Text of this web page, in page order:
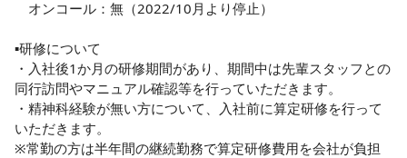
オンコール：無（2022/10月より停止）
▪️研修について
・入社後1か月の研修期間があり、期間中は先輩スタッフとの
同行訪問やマニュアル確認等を行っていただきます。
・精神科経験が無い方について、入社前に算定研修を行って
いただきます。
※常勤の方は半年間の継続勤務で算定研修費用を会社が負担